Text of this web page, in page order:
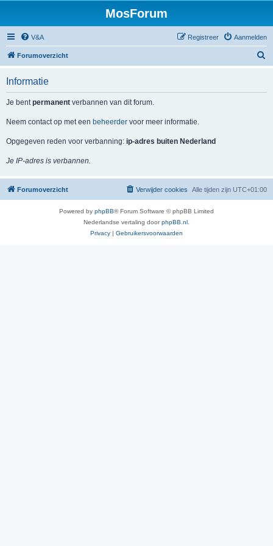
MosForum
V&A Aanmelden
Registreer
Forumoverzicht
Informatie
Je bentpermanent verbannen van dit forum.
Neem contact op met een beheerder voor meer informatie.
Opgegeven reden voor verbanning: ip-adres buiten Nederland
Je IP-adres is verbannen.
Forumoverzicht Alle tijden zijn UTC+01:00
Verwijder cookies
Powered by phpBB® Forum Software © phpBB Limited
Nederlandse vertaling doorphpBB.nl
Privacy | Gebruikersvoorwaarden